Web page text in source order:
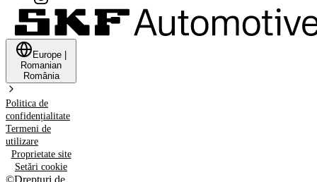
Europe
Romanian
România
Politica de
confidențialitate
Termeni de
utilizare
Proprietate site
Setări cookie
©Drepturi de